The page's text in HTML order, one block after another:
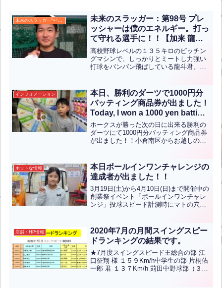
未来のスラッガー：第98号 プレ
ッシャーは僕のエネルギー。打っ
て守れる選手に！！【加来 龍
斗】
高校野球レベルの１３５キロのピッチン
グマシンで、しっかりとミートし力強い
打球をバンバン飛ばしている龍斗君。中
残してきています。プレッシャーに負け
ないメンタルの強さとどこで...全文はク
リック
インフォメーション
本日、勝利のダーツで1000円分
バッティング商品券が出ました！
Today, I won a 1000 yen batting
coupon at the Victory Darts!(英
中翻訳)
ホークスが勝った次の日に出来る勝利の
ダーツにて1000円分バッティング商品券
が出ました！！小倉南区からお越しの松
ダーツはシーズンが終わるまで開催して
おります！勝利のダー...全文はクリック
ホットな情報
本日ボールインワンチャレンジの
達成者が出ました！！
3月19日(土)から4月10日(日)まで開催中の
創業祭イベント「ボールインワンチャレ
ンジ」投球スピード計測時にマトの穴に
者が出ました！5球のうち1球入れる事に
達成された...全文はクリック
店舗・HP情報
2020年7月の月間スイングスピー
ドランキングの結果です。
★7月度スイングスピード王総合の部 江
口征翔 様 １５９Km/h中学生の部 片桐佑
一郎 君 １３７Km/h 苅田中野球部（３